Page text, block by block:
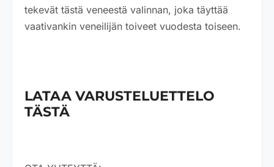
tekevät tästä veneestä valinnan, joka täyttää
vaativankin veneilijän toiveet vuodesta toiseen.
LATAA VARUSTELUETTELO
TÄSTÄ